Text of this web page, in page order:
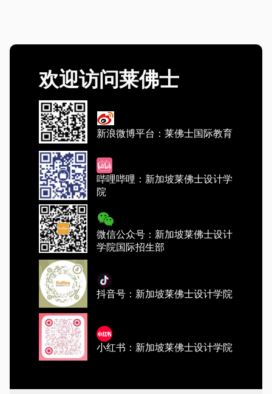
欢迎访问莱佛士
新浪微博平台：莱佛士国际教育
哔哩哔哩：新加坡莱佛士设计学
院
微信公众号：新加坡莱佛士设计
学院国际招生部
抖音号：新加坡莱佛士设计学院
小红书：新加坡莱佛士设计学院